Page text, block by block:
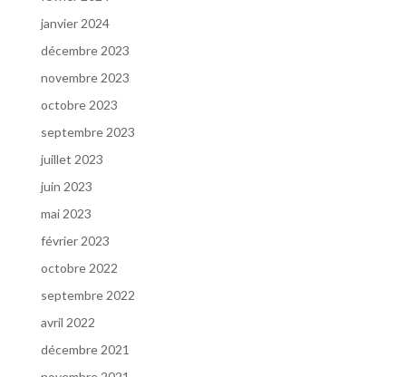
janvier 2024
décembre 2023
novembre 2023
octobre 2023
septembre 2023
juillet 2023
juin 2023
mai 2023
février 2023
octobre 2022
septembre 2022
avril 2022
décembre 2021